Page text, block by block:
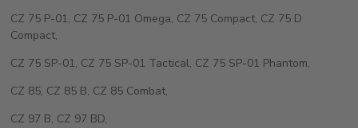
CZ 75 P-01, CZ 75 P-01 Omega, CZ 75 Compact, CZ 75 D
Compact,
CZ 75 SP-01, CZ 75 SP-01 Tactical, CZ 75 SP-01 Phantom,
CZ 85, CZ 85 B, CZ 85 Combat,
CZ 97 B, CZ 97 BD,